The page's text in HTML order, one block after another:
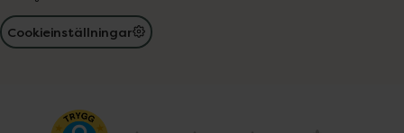
Cookieinställningar